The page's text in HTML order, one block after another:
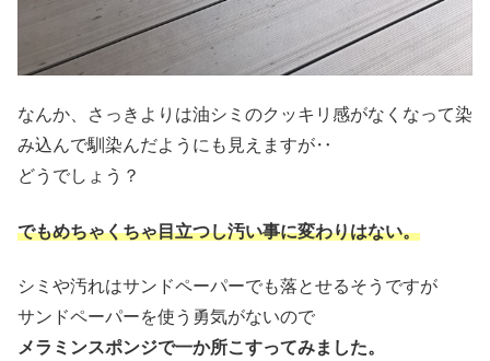
なんか、さっきよりは油シミのクッキリ感がなくなって染
み込んで馴染んだようにも見えますが‥
どうでしょう？
でもめちゃくちゃ目立つし汚い事に変わりはない。
シミや汚れはサンドペーパーでも落とせるそうですが
サンドペーパーを使う勇気がないので
メラミンスポンジで一か所こすってみました。